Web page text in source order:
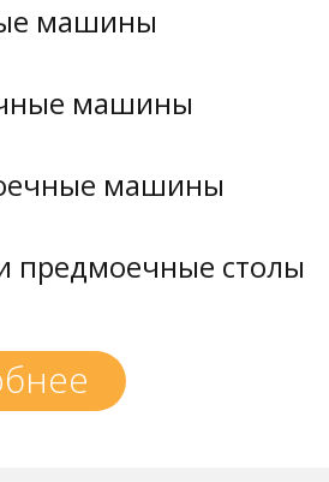
машины
машины
машины
предмоечные столы